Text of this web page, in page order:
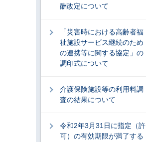
酬改定について
「災害時における高齢者福
祉施設サービス継続のため
の連携等に関する協定」の
調印式について
介護保険施設等の利用料調
査の結果について
令和2年3月31日に指定（許
可）の有効期限が満了する